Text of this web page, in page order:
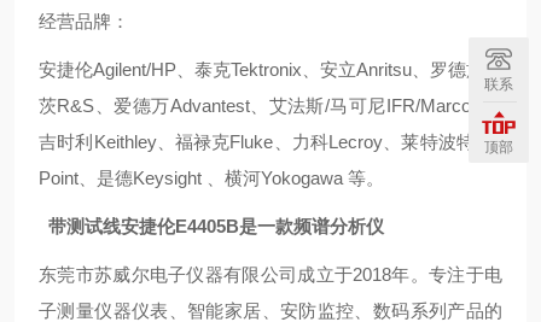
经营品牌：
安捷伦Agilent/HP、泰克Tektronix、安立Anritsu、罗德施瓦
茨R&S、爱德万Advantest、艾法斯/马可尼IFR/Marconi、
吉时利Keithley、福禄克Fluke、力科Lecroy、莱特波特Lite
Point、是德Keysight 、横河Yokogawa 等。
带测试线安捷伦E4405B是一款频谱分析仪
东莞市苏威尔电子仪器有限公司成立于2018年。专注于电
子测量仪器仪表、智能家居、安防监控、数码系列产品的
联系
顶部